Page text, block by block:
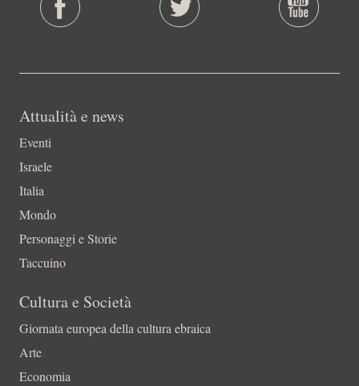
Attualità e news
Eventi
Israele
Italia
Mondo
Personaggi e Storie
Taccuino
Cultura e Società
Giornata europea della cultura ebraica
Arte
Economia